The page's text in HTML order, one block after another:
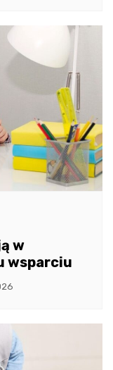
w
wsparciu